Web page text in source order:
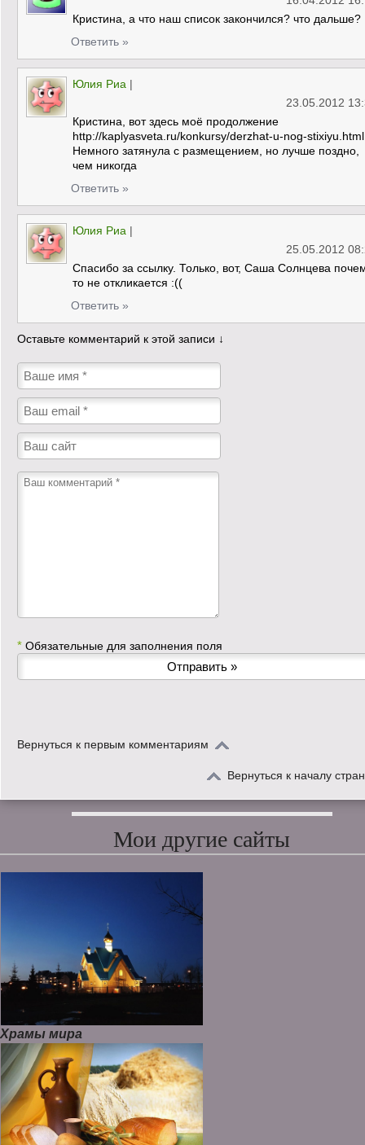
Кристина, а что наш список закончился? что дальше?
Ответить »
Юлия Риа |
23.05.2012
Кристина, вот здесь моё продолжение
http://kaplyasveta.ru/konkursy/derzhat-u-nog-stixiyu.html
Немного затянула с размещением, но лучше поздно,
чем никогда
Ответить »
Юлия Риа |
25.05.2012
Спасибо за ссылку. Только, вот, Саша Солнцева
то не откликается :((
Ответить »
Оставьте комментарий к этой записи ↓
* Обязательные для заполнения поля
Вернуться к первым комментариям
Вернуться к началу
Мои другие сайты
Храмы мира